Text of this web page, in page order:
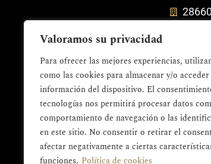
Valoramos su privacidad
Para ofrecer las mejores experiencias,
como las cookies para almacenar y/o
información del dispositivo. El
tecnologías nos permitirá procesar datos
comportamiento de navegación o las
en este sitio. No consentir o retirar el
afectar negativamente a ciertas
funciones. Política de cookies